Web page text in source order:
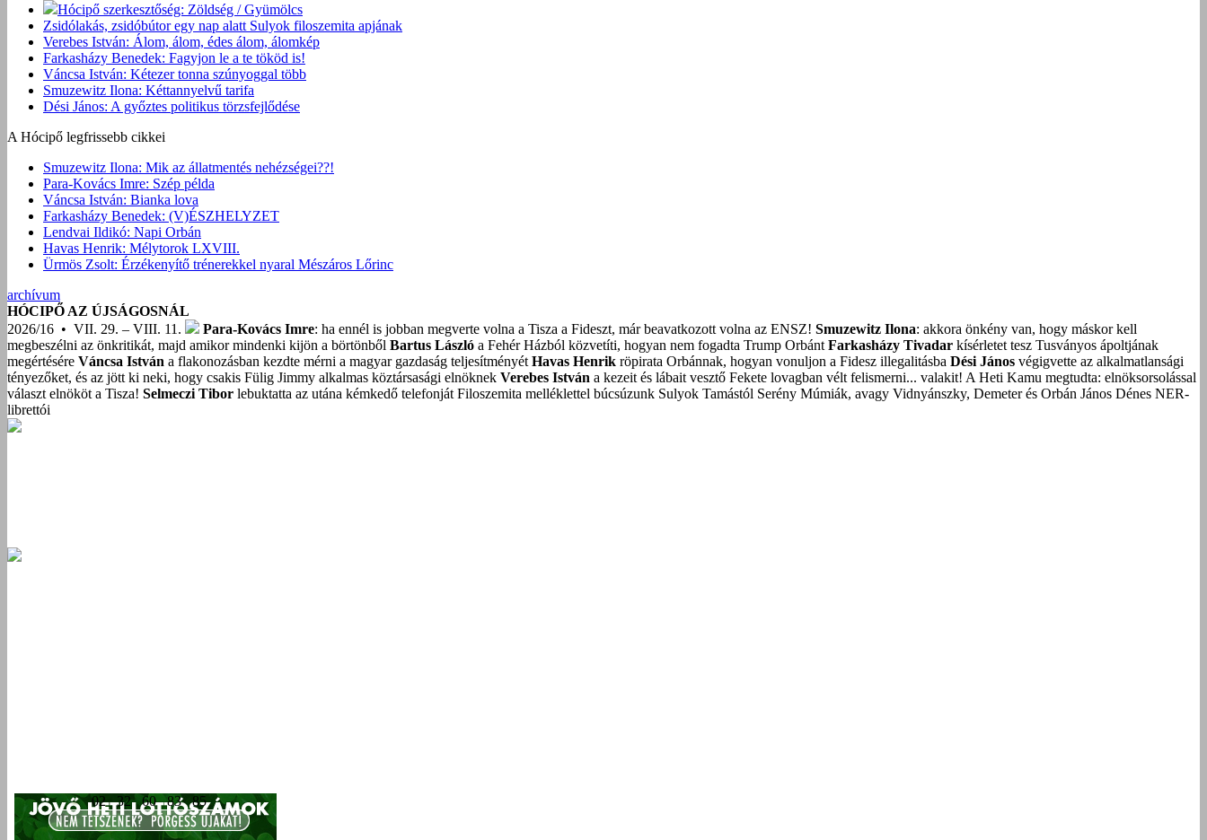
Hócipő szerkesztőség: Zöldség / Gyümölcs
Zsidólakás, zsidóbútor egy nap alatt Sulyok filoszemita apjának
Verebes István: Álom, álom, édes álom, álomkép
Farkasházy Benedek: Fagyjon le a te tököd is!
Váncsa István: Kétezer tonna szúnyoggal több
Smuzewitz Ilona: Kéttannyelvű tarifa
Dési János: A győztes politikus törzsfejlődése
A Hócipő legfrissebb cikkei
Smuzewitz Ilona: Mik az állatmentés nehézségei??!
Para-Kovács Imre: Szép példa
Váncsa István: Bianka lova
Farkasházy Benedek: (V)ÉSZHELYZET
Lendvai Ildikó: Napi Orbán
Havas Henrik: Mélytorok LXVIII.
Ürmös Zsolt: Érzékenyítő trénerekkel nyaral Mészáros Lőrinc
archívum
HÓCIPŐ AZ ÚJSÁGOSNÁL
2026/16 • VII. 29. – VIII. 11.
Para-Kovács Imre: ha ennél is jobban megverte volna a Tisza a Fideszt, már beavatkozott volna az ENSZ! Smuzewitz Ilona: akkora önkény van, hogy máskor kell
megbeszélni az önkritikát, majd amikor mindenki kijön a börtönből Bartus László a Fehér Házból közvetíti, hogyan nem fogadta Trump Orbánt Farkasházy Tivadar kísérletet tesz Tusványos ápoltjának
megértésére Váncsa István a flakonozásban kezdte mérni a magyar gazdaság teljesítményét Havas Henrik röpirata Orbánnak, hogyan vonuljon a Fidesz illegalitásba Dési János végigvette az alkalmatlansági
tényezőket, és az jött ki neki, hogy csakis Fülig Jimmy alkalmas köztársasági elnöknek Verebes István a kezeit és lábait vesztő Fekete lovagban vélt felismerni... valakit! A Heti Kamu megtudta: elnöksorsolással
választ elnököt a Tisza! Selmeczi Tibor lebuktatta az utána kémkedő telefonját Filoszemita melléklettel búcsúzunk Sulyok Tamástól Serény Múmiák, avagy Vidnyánszky, Demeter és Orbán János Dénes NER-
librettói